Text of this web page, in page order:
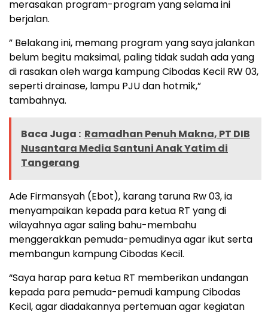
merasakan program-program yang selama ini
berjalan.
” Belakang ini, memang program yang saya jalankan
belum begitu maksimal, paling tidak sudah ada yang
di rasakan oleh warga kampung Cibodas Kecil RW 03,
seperti drainase, lampu PJU dan hotmik,”
tambahnya.
Baca Juga : ‎‎Ramadhan Penuh Makna, PT DIB
Nusantara Media Santuni Anak Yatim di
Tangerang
Ade Firmansyah (Ebot), karang taruna Rw 03, ia
menyampaikan kepada para ketua RT yang di
wilayahnya agar saling bahu-membahu
menggerakkan pemuda-pemudinya agar ikut serta
membangun kampung Cibodas Kecil.
“Saya harap para ketua RT memberikan undangan
kepada para pemuda-pemudi kampung Cibodas
Kecil, agar diadakannya pertemuan agar kegiatan